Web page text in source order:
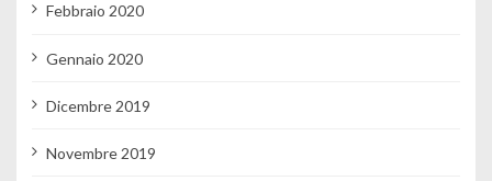
Febbraio 2020
Gennaio 2020
Dicembre 2019
Novembre 2019